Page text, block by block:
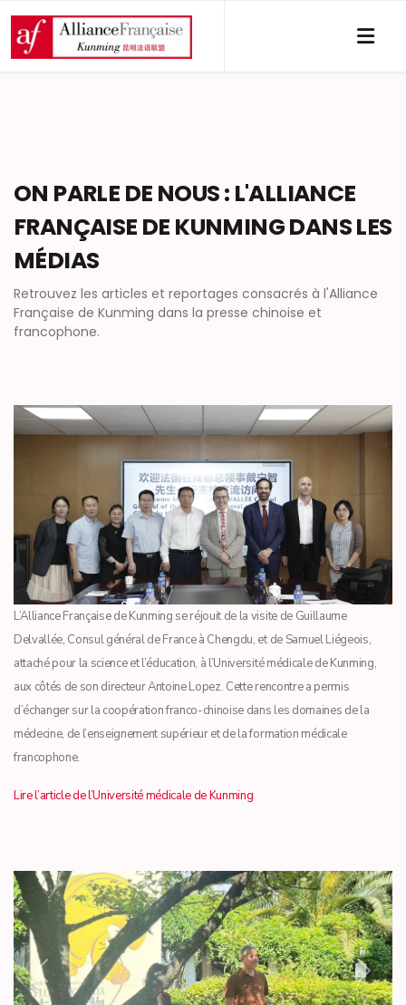
ON PARLE DE NOUS : L'ALLIANCE
FRANÇAISE DE KUNMING DANS LES
MÉDIAS
Retrouvez les articles et reportages consacrés à l'Alliance
Française de Kunming dans la presse chinoise et
francophone.
L’Alliance Française de Kunming se réjouit de la visite de Guillaume
Delvallée, Consul général de France à Chengdu, et de Samuel Liégeois,
attaché pour la science et l’éducation, à l’Université médicale de Kunming,
aux côtés de son directeur Antoine Lopez. Cette rencontre a permis
d’échanger sur la coopération franco-chinoise dans les domaines de la
médecine, de l’enseignement supérieur et de la formation médicale
francophone.
Lire l’article de l’Université médicale de Kunming
Previous Next